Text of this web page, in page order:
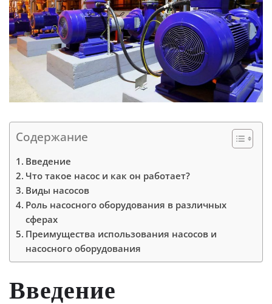
Содержание
Введение
Что такое насос и как он работает?
Виды насосов
Роль насосного оборудования в различных
сферах
Преимущества использования насосов и
насосного оборудования
Введение